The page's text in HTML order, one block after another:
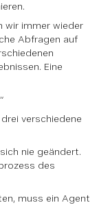
wir immer wieder
Abfragen auf
Eine
verschiedene
nie geändert.
des
muss ein Agent